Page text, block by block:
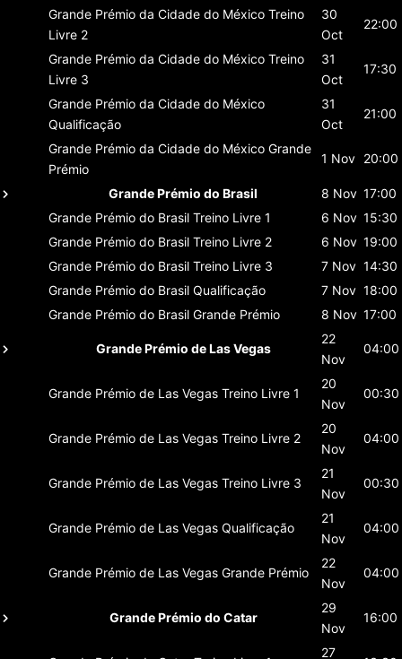
Grande Prémio da Cidade do México Treino
Livre 2
30
Oct
22:00
Grande Prémio da Cidade do México Treino
Livre 3
31
Oct
17:30
Grande Prémio da Cidade do México
Qualificação
31
Oct
21:00
Grande Prémio da Cidade do México Grande
Prémio
1 Nov 20:00
Grande Prémio do Brasil 8 Nov 17:00
Grande Prémio do Brasil Treino Livre 1 6 Nov 15:30
Grande Prémio do Brasil Treino Livre 2 6 Nov 19:00
Grande Prémio do Brasil Treino Livre 3 7 Nov 14:30
Grande Prémio do Brasil Qualificação 7 Nov 18:00
Grande Prémio do Brasil Grande Prémio 8 Nov 17:00
Grande Prémio de Las Vegas
22
Nov
04:00
Grande Prémio de Las Vegas Treino Livre 1
20
Nov
00:30
Grande Prémio de Las Vegas Treino Livre 2
20
Nov
04:00
Grande Prémio de Las Vegas Treino Livre 3
21
Nov
00:30
Grande Prémio de Las Vegas Qualificação
21
Nov
04:00
Grande Prémio de Las Vegas Grande Prémio
22
Nov
04:00
Grande Prémio do Catar
29
Nov
16:00
27